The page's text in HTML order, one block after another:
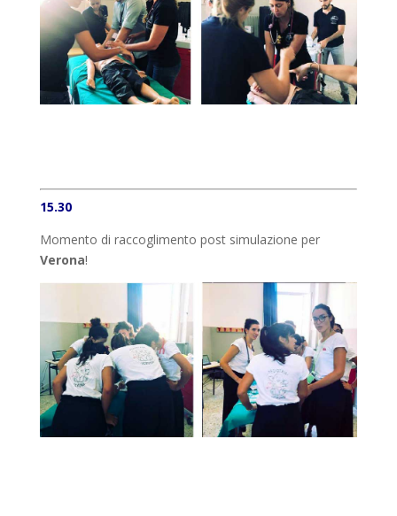
15.30
Momento di raccoglimento post simulazione per
Verona!